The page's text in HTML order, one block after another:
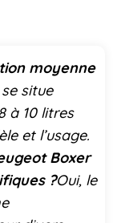
moyenne
situe
à 10 litres
et l’usage.
Boxer
?Oui, le